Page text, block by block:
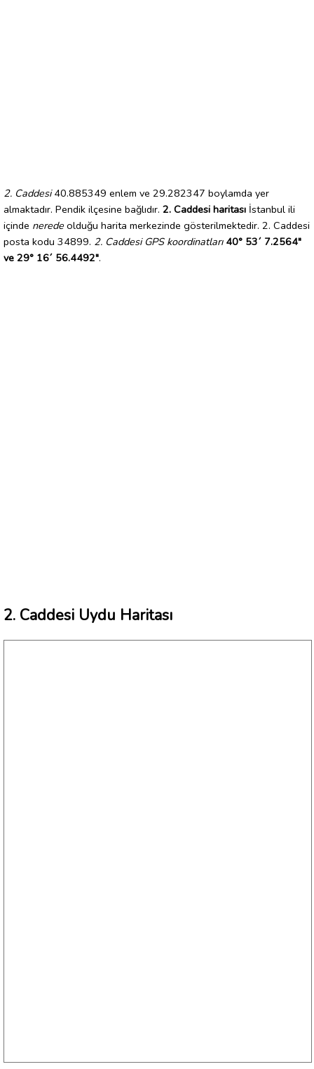
2. Caddesi40.885349 enlem ve 29.282347 boylamda yer
almaktadır. Pendik ilçesine bağlıdır. 2. Caddesi haritası İstanbul ili
içinde nerede olduğu harita merkezinde gösterilmektedir. 2. Caddesi
posta kodu 34899. 2. Caddesi GPS koordinatları 40° 53´ 7.2564"
ve 29° 16´ 56.4492".
2. Caddesi Uydu Haritası